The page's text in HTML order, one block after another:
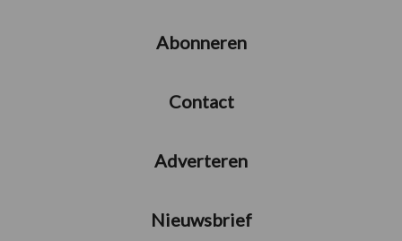
Abonneren
Contact
Adverteren
Nieuwsbrief